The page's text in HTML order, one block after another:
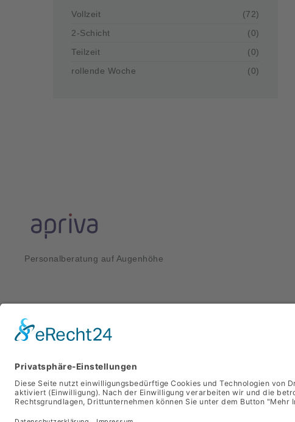
Vollzeit
(72)
2-Schicht
(0)
Teilzeit
(0)
rollende Woche
(0)
Personalberatung auf Augenhöhe